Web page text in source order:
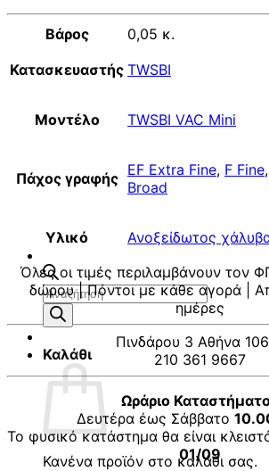
Αναζήτηση
προϊόντων
Καλάθι
Κανένα προϊόν στο καλάθι σας.
Βάρος
0,05 κ.
Κατασκευαστής TWSBI
Μοντέλο TWSBI VAC Mini
Πάχος γραφής EF Extra Fine, F Fine,
Broad
Υλικό
Ανοξείδωτος
Όλες οι τιμές περιλαμβάνουν τον
δώρου | Πόντοι με κάθε αγορά |
ημέρες
Πινδάρου 3 Αθήνα
210 361 9667
Ωράριο
Δευτέρα έως Σάββατο
Το φυσικό κατάστημα θα είναι
01/09